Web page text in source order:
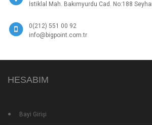
İstiklal Mah. Bakımyurdu Cad. No:188
0(212) 551 00 92
info@bigpoint.com.tr
HESABIM
Bayi Girişi